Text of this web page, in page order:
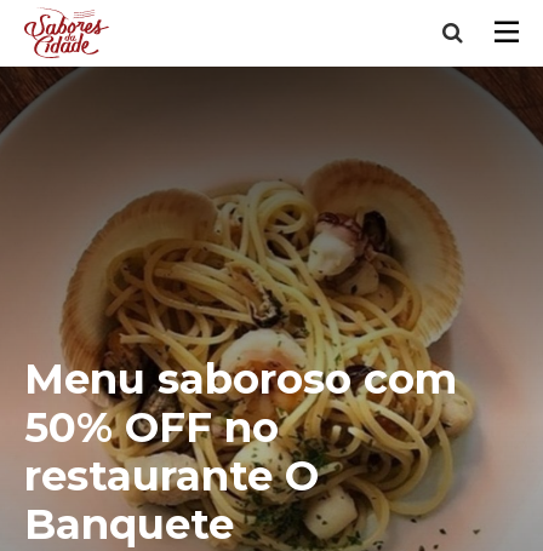
Menu saboroso com
50% OFF no
restaurante O
Banquete